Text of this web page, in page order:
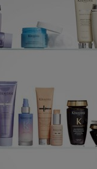
Servizi in salone
INFO MARCHI
Informazioni su Kérastase
Impegno RSI